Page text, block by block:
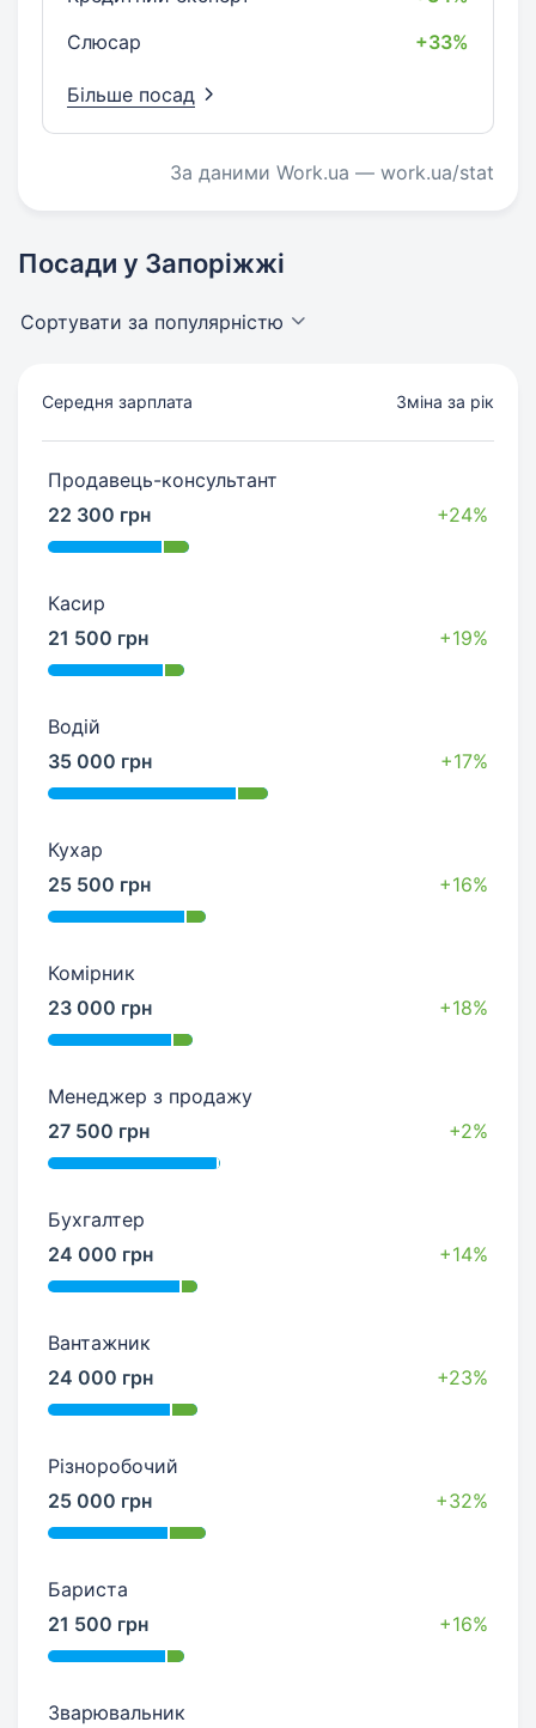
Слюсар
+33%
Більше посад
За даними Work.ua — work.ua/stat
Посади у Запоріжжі
Сортувати за популярністю
Середня зарплата Зміна за рік
Продавець-консультант
22 300 грн
+24%
Касир
21 500 грн
+19%
Водій
35 000 грн
+17%
Кухар
25 500 грн
+16%
Комірник
23 000 грн
+18%
Менеджер з продажу
27 500 грн
+2%
Бухгалтер
24 000 грн
+14%
Вантажник
24 000 грн
+23%
Різноробочий
25 000 грн
+32%
Бариста
21 500 грн
+16%
Зварювальник